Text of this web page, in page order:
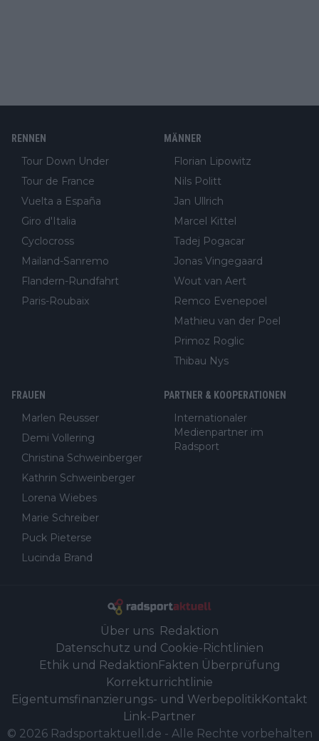
RENNEN
Tour Down Under
Tour de France
Vuelta a España
Giro d'Italia
Cyclocross
Mailand-Sanremo
Flandern-Rundfahrt
Paris-Roubaix
MÄNNER
Florian Lipowitz
Nils Politt
Jan Ullrich
Marcel Kittel
Tadej Pogacar
Jonas Vingegaard
Wout van Aert
Remco Evenepoel
Mathieu van der Poel
Primoz Roglic
Thibau Nys
FRAUEN
Marlen Reusser
Demi Vollering
Christina Schweinberger
Kathrin Schweinberger
Lorena Wiebes
Marie Schreiber
Puck Pieterse
Lucinda Brand
PARTNER & KOOPERATIONEN
Internationaler
Medienpartner im
Radsport
Über uns Redaktion
Datenschutz und Cookie-Richtlinien
Ethik und RedaktionFakten Überprüfung
Korrekturrichtlinie
Eigentumsfinanzierungs- und WerbepolitikKontakt
Link-Partner
© 2026 Radsportaktuell.de - Alle Rechte vorbehalten